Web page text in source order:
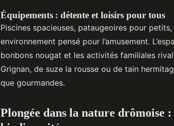
Équipements : détente et loisirs pour tous
Piscines spacieuses, pataugeoires pour
environnement pensé pour l’amusement.
bonbons nougat et les activités familiales
Grignan, de suze la rousse ou de tain
que gourmandes.
Plongée dans la nature drômoise